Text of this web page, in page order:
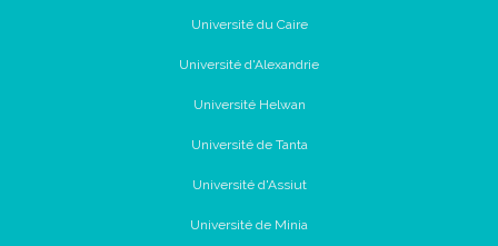
Université du Caire
Université d'Alexandrie
Université Helwan
Université de Tanta
Université d'Assiut
Université de Minia